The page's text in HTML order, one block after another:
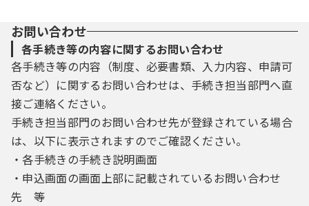
お問い合わせ
各手続き等の内容に関するお問い合わせ
各手続き等の内容（制度、必要書類、入力内容、申請可
否など）に関するお問い合わせは、手続き担当部門へ直
接ご連絡ください。
手続き担当部門のお問い合わせ先が登録されている場合
は、以下に表示されますのでご確認ください。
・各手続きの手続き説明画面
・申込画面の画面上部に記載されているお問い合わせ
先 等